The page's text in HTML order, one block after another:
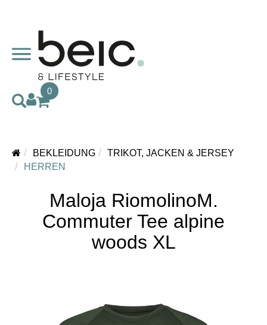
0
BEKLEIDUNG
TRIKOT, JACKEN & JERSEY
HERREN
Maloja RiomolinoM.
Commuter Tee alpine
woods XL